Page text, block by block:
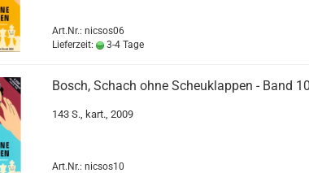
Art.Nr.: nicsos06
Lieferzeit:
3-4 Tage
Bosch, Schach ohne Scheuklappen - Band 10
143 S., kart., 2009
Art.Nr.: nicsos10